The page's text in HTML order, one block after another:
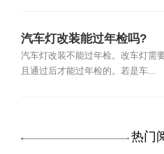
汽车灯改装能过年检吗?
汽车灯改装不能过年检。改车灯需
且通过后才能过年检的。若是车...
热门